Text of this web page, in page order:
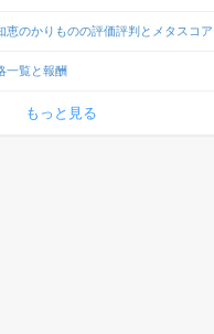
恵のかりものの評価評判とメタスコア
一覧と報酬
もっと見る